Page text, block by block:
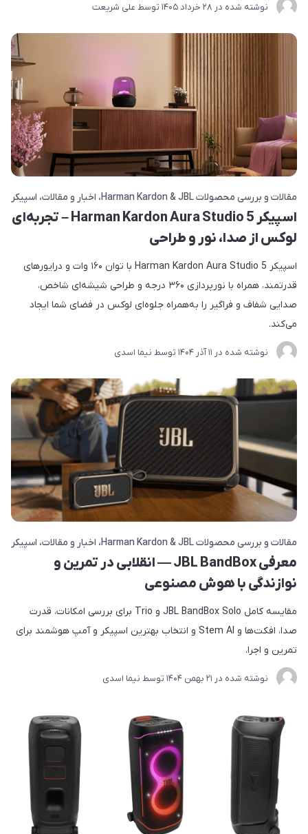
نوشته شده در 28 خرداد 1405 توسط علی شریعت
مقالات و بررسی محصولات Harman Kardon & JBL اخبار و مقالات اسپیکر
اسپیکر Harman Kardon Aura Studio 5 – تجربه‌ای
لوکس از صدا، نور و طراحی
اسپیکر Harman Kardon Aura Studio 5 با توان ۱۶۰ وات و درایورهای
قدرتمند، همراه با نورپردازی ۳۶۰ درجه و طراحی شیشه‌ای شاخص،
صدایی شفاف و فراگیر را به‌همراه جلوه‌ای لوکس در فضای شما ایجاد
می‌کند.
نوشته شده در 11 آذر 1404 توسط نیما اسدی
مقالات و بررسی محصولات Harman Kardon & JBL اخبار و مقالات اسپیکر
معرفی JBL BandBox — انقلابی در تمرین و
نوازندگی با هوش مصنوعی
مقایسه کامل JBL BandBox Solo و Trio برای بررسی امکانات، قدرت
صدا، افکت‌ها و Stem AI و انتخاب بهترین اسپیکر و آمپ هوشمند برای
تمرین و اجرا.
نوشته شده در 21 بهمن 1404 توسط نیما اسدی